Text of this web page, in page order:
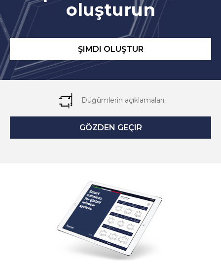
oluşturun
ŞIMDI OLUŞTUR
Düğümlerin açıklamaları
GÖZDEN GEÇIR